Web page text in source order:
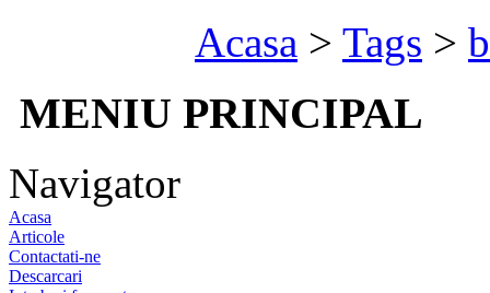
Acasa > Tags >
MENIU PRINCIPAL
Navigator
Acasa
Articole
Contactati-ne
Descarcari